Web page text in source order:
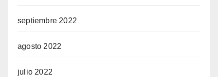
septiembre 2022
agosto 2022
julio 2022